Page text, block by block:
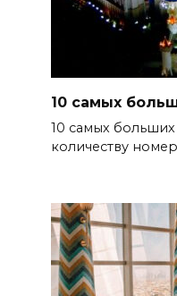
10 самых
10 самых
количеству